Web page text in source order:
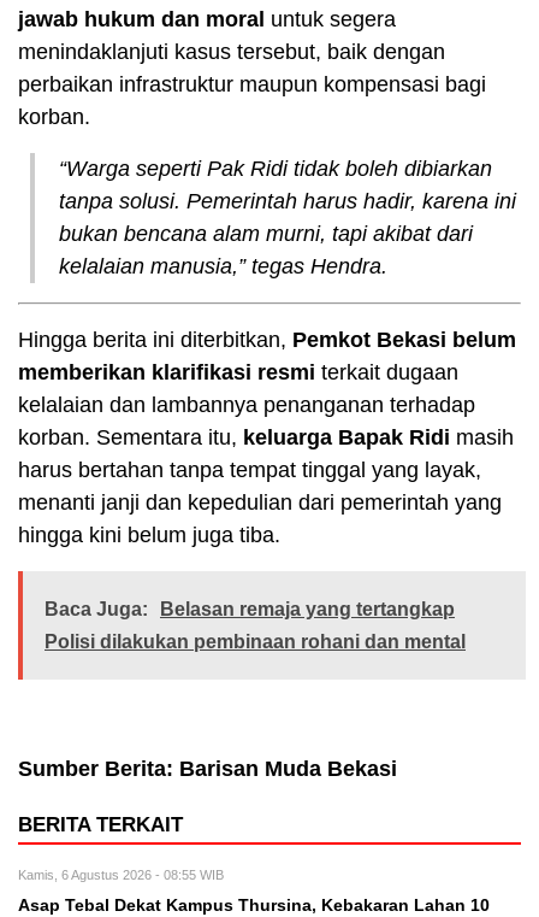
jawab hukum dan moral untuk segera
menindaklanjuti kasus tersebut, baik dengan
perbaikan infrastruktur maupun kompensasi bagi
korban.
“Warga seperti Pak Ridi tidak boleh dibiarkan
tanpa solusi. Pemerintah harus hadir, karena ini
bukan bencana alam murni, tapi akibat dari
kelalaian manusia,” tegas Hendra.
Hingga berita ini diterbitkan, Pemkot Bekasi belum
memberikan klarifikasi resmi terkait dugaan
kelalaian dan lambannya penanganan terhadap
korban. Sementara itu, keluarga Bapak Ridi masih
harus bertahan tanpa tempat tinggal yang layak,
menanti janji dan kepedulian dari pemerintah yang
hingga kini belum juga tiba.
Baca Juga:
Belasan remaja yang tertangkap
Polisi dilakukan pembinaan rohani dan mental
Sumber Berita: Barisan Muda Bekasi
BERITA TERKAIT
Kamis, 6 Agustus 2026 - 08:55 WIB
Asap Tebal Dekat Kampus Thursina, Kebakaran Lahan 10